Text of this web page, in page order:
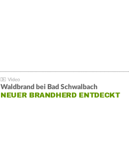
Waldbrand bei Bad Schwalbach
NEUER BRANDHERD ENTDECKT